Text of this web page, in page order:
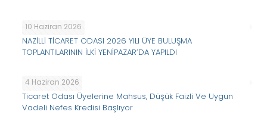
10 Haziran 2026
NAZİLLİ TİCARET ODASI 2026 YILI ÜYE BULUŞMA
TOPLANTILARININ İLKİ YENİPAZAR’DA YAPILDI
4 Haziran 2026
Ticaret Odası Üyelerine Mahsus, Düşük Faizli Ve Uygun
Vadeli Nefes Kredisi Başlıyor